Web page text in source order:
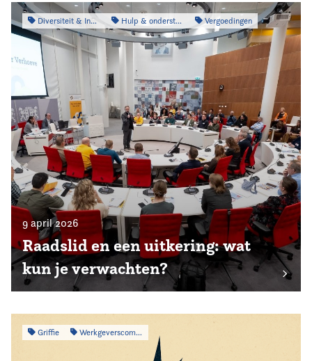
Diversiteit & Inclusiviteit Hulp & ondersteuning Vergoedingen
9 april 2026
Raadslid en een uitkering: wat
kun je verwachten?
Griffie Werkgeverscommissie